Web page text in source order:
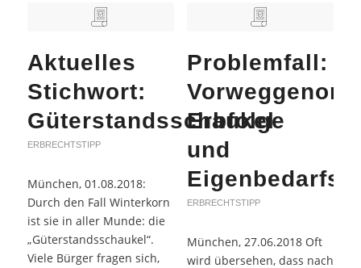
Aktuelles
Stichwort:
Güterstandsschaukel
ERBRECHTSTIPP
München, 01.08.2018:
Durch den Fall Winterkorn
ist sie in aller Munde: die
„Güterstandsschaukel“.
Viele Bürger fragen sich,
Problemfall:
Erbfolge
und
ERBRECHTSTIPP
München, 27.06.2018 Oft
wird übersehen, dass nach